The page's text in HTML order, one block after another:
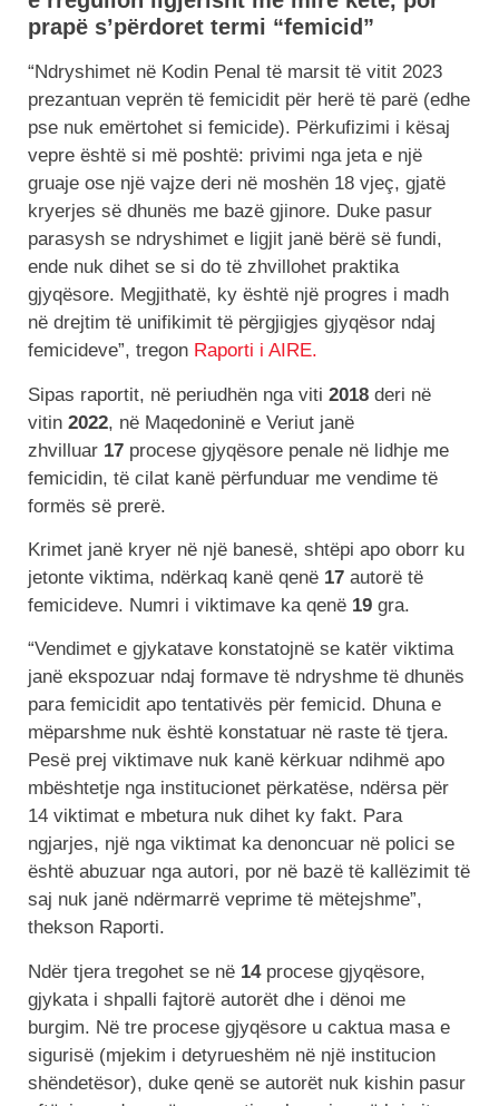
prapë s’përdoret termi “femicid”
“Ndryshimet në Kodin Penal të marsit të vitit 2023
prezantuan veprën të femicidit për herë të parë (edhe
pse nuk emërtohet si femicide). Përkufizimi i kësaj
vepre është si më poshtë: privimi nga jeta e një
gruaje ose një vajze deri në moshën 18 vjeç, gjatë
kryerjes së dhunës me bazë gjinore. Duke pasur
parasysh se ndryshimet e ligjit janë bërë së fundi,
ende nuk dihet se si do të zhvillohet praktika
gjyqësore. Megjithatë, ky është një progres i madh
në drejtim të unifikimit të përgjigjes gjyqësor ndaj
femicideve”, tregon Raporti i AIRE.
Sipas raportit, në periudhën nga viti 2018 deri në
vitin 2022, në Maqedoninë e Veriut janë
zhvilluar 17 procese gjyqësore penale në lidhje me
femicidin, të cilat kanë përfunduar me vendime të
formës së prerë.
Krimet janë kryer në një banesë, shtëpi apo oborr ku
jetonte viktima, ndërkaq kanë qenë 17 autorë të
femicideve. Numri i viktimave ka qenë 19 gra.
“Vendimet e gjykatave konstatojnë se katër viktima
janë ekspozuar ndaj formave të ndryshme të dhunës
para femicidit apo tentativës për femicid. Dhuna e
mëparshme nuk është konstatuar në raste të tjera.
Pesë prej viktimave nuk kanë kërkuar ndihmë apo
mbështetje nga institucionet përkatëse, ndërsa për
14 viktimat e mbetura nuk dihet ky fakt. Para
ngjarjes, një nga viktimat ka denoncuar në polici se
është abuzuar nga autori, por në bazë të kallëzimit të
saj nuk janë ndërmarrë veprime të mëtejshme”,
thekson Raporti.
Ndër tjera tregohet se në 14procese gjyqësore,
gjykata i shpalli fajtorë autorët dhe i dënoi me
burgim. Në tre procese gjyqësore u caktua masa e
sigurisë (mjekim i detyrueshëm në një institucion
shëndetësor), duke qenë se autorët nuk kishin pasur